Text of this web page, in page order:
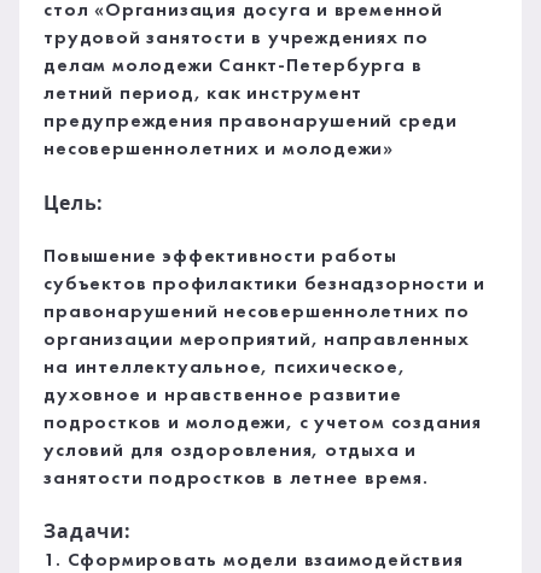
стол «Организация досуга и временной
трудовой занятости в учреждениях по
делам молодежи Санкт-Петербурга в
летний период, как инструмент
предупреждения правонарушений среди
несовершеннолетних и молодежи»
Цель:
Повышение эффективности работы
субъектов профилактики безнадзорности и
правонарушений несовершеннолетних по
организации мероприятий, направленных
на интеллектуальное, психическое,
духовное и нравственное развитие
подростков и молодежи, с учетом создания
условий для оздоровления, отдыха и
занятости подростков в летнее время.
Задачи:
1. Сформировать модели взаимодействия